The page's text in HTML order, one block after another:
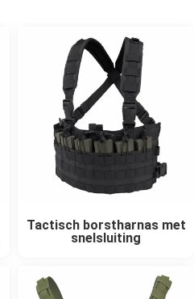
Tactisch borstharnas met
snelsluiting